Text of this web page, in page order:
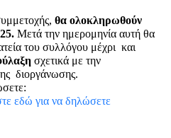
θα ολοκληρωθούν
Μετά την ημερομηνία αυτή θα
του συλλόγου μέχρι και
σχετικά με την
διοργάνωσης.
εδώ για να δηλώσετε